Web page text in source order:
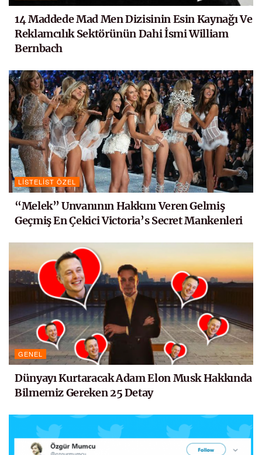
14 Maddede Mad Men Dizisinin Esin Kaynağı Ve
Reklamcılık Sektörünün Dahi İsmi William
Bernbach
LISTELIST ÖZEL
“Melek” Unvanının Hakkını Veren Gelmiş
Geçmiş En Çekici Victoria’s Secret Mankenleri
GENEL
Dünyayı Kurtaracak Adam Elon Musk Hakkında
Bilmemiz Gereken 25 Detay